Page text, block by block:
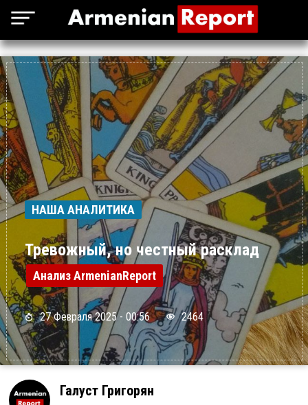
НАША АНАЛИТИКА
Тревожный, но честный расклад
Анализ ArmenianReport
27 Февраля 2025 - 00:56 2464
Галуст Григорян